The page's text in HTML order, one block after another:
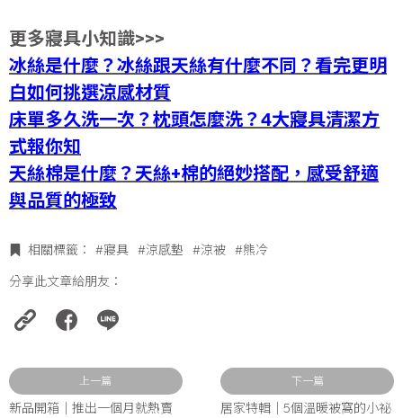
更多寢具小知識>>>
冰絲是什麼？冰絲跟天絲有什麼不同？看完更明
白如何挑選涼感材質
床單多久洗一次？枕頭怎麼洗？4大寢具清潔方
式報你知
天絲棉是什麼？天絲+棉的絕妙搭配，感受舒適
與品質的極致
相關標籤： #寢具 #涼感墊 #涼被 #熊冷
分享此文章給朋友：
上一篇
新品開箱│推出一個月就熱賣
下一篇
居家特輯｜5個溫暖被窩的小祕